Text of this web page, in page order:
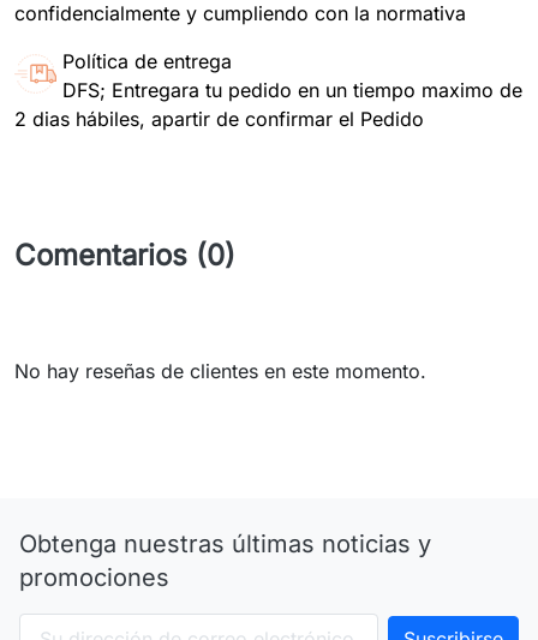
confidencialmente y cumpliendo con la normativa
Política de entrega
DFS; Entregara tu pedido en un tiempo maximo de
2 dias hábiles, apartir de confirmar el Pedido
Comentarios (0)
No hay reseñas de clientes en este momento.
Obtenga nuestras últimas noticias y
promociones